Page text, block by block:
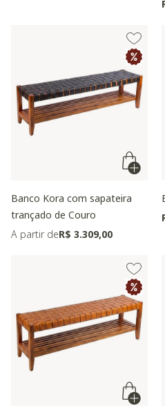
Banco Kora com sapateira
trançado de Couro
A partir deR$ 3.309,00